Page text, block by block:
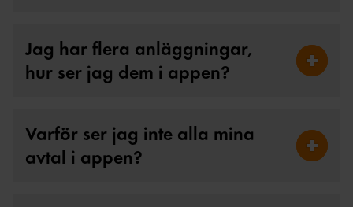
Jag har flera anläggningar,
hur ser jag dem i appen?
Fäll ut
Varför ser jag inte alla mina
avtal i appen?
Fäll ut